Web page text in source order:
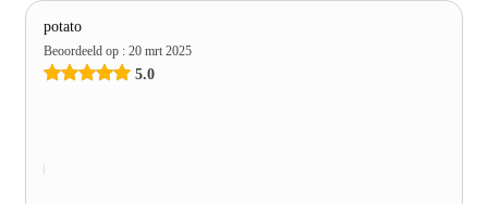
potato
Beoordeeld op : 20 mrt 2025
5.0